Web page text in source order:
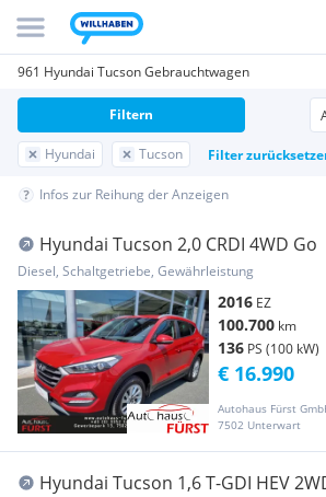
961 Hyundai Tucson Gebrauchtwagen
Hyundai Tucson Filter
Filtern
Infos zur Reihung der Anzeigen
Hyundai Tucson 2,0 CRDI 4WD Go
Diesel, Schaltgetriebe, Gewährleistung
2016 EZ
100.700 km
136 PS (100 kW)
Autohaus Fürst
7502 Unterwart
€ 16.990
Hyundai Tucson 1,6 T-GDI HEV